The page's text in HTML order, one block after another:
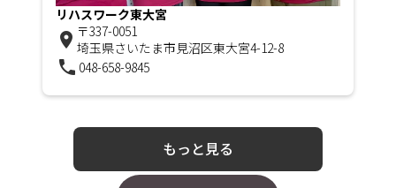
リハスワーク東大宮
room 〒337-0051
埼玉県さいたま市見沼区東大宮4-12-8
phone 048-658-9845
もっと見る